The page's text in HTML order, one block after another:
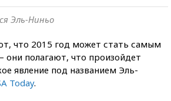
Эль-Ниньо
что 2015 год может стать самым
полагают, что произойдет
явление под названием Эль-
Today.